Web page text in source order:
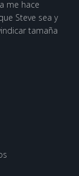
me hace
Steve sea y
tamaña